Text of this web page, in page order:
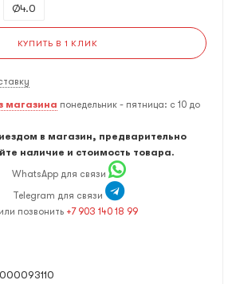
Ø4.0
КУПИТЬ В 1 КЛИК
магазина понедельник - пятница: с 10 до
в магазин, предварительно
наличие и стоимость товара.
WhatsApp для связи
Telegram для связи
или позвонить +7 903 140 18 99